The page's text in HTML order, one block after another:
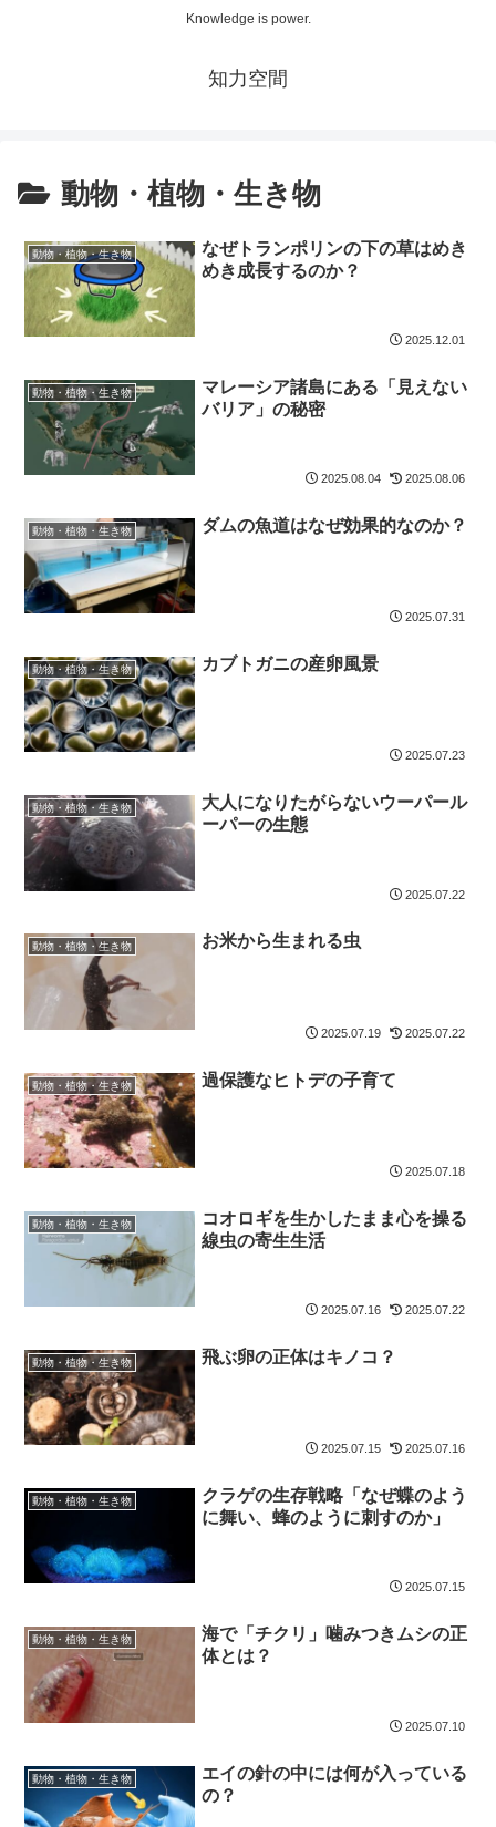
Knowledge is power.
知力空間
動物・植物・生き物
動物・植物・生き物
なぜトランポリンの下の草はめき
めき成長するのか？
2025.12.01
動物・植物・生き物
マレーシア諸島にある「見えない
バリア」の秘密
2025.08.04 2025.08.06
動物・植物・生き物 ダムの魚道はなぜ効果的なのか？
2025.07.31
動物・植物・生き物 カブトガニの産卵風景
2025.07.23
動物・植物・生き物
大人になりたがらないウーパール
ーパーの生態
2025.07.22
動物・植物・生き物 お米から生まれる虫
2025.07.19 2025.07.22
動物・植物・生き物 過保護なヒトデの子育て
2025.07.18
動物・植物・生き物
コオロギを生かしたまま心を操る
線虫の寄生生活
2025.07.16 2025.07.22
動物・植物・生き物 飛ぶ卵の正体はキノコ？
2025.07.15 2025.07.16
動物・植物・生き物
クラゲの生存戦略「なぜ蝶のよう
に舞い、蜂のように刺すのか」
2025.07.15
動物・植物・生き物
海で「チクリ」噛みつきムシの正
体とは？
2025.07.10
動物・植物・生き物
エイの針の中には何が入っている
の？